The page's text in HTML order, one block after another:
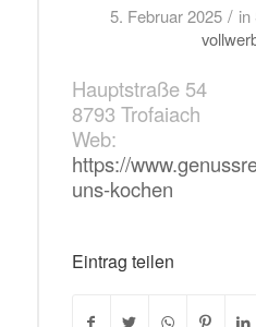
5. Februar 2025 / in
Hauptstraße 54
8793 Trofaiach
Web:
https://
uns-kochen
Eintrag teilen